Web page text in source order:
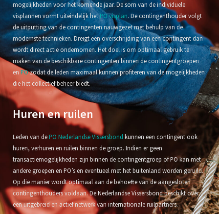
mogelijkheden voor het komende jaar. De som van de individuele
visplannen vormt uiteindelijk hetPO visplan. De contingenthouder volgt
de uitputting van de contingenten nauwgezet met behulp van de
modernste technieken. Dreigt een overschrijding van een contingent dan
wordt direct actie ondernomen. Het doel is om optimaal gebruik te
maken van de beschikbare contingenten binnen de contingentgroepen
en POzodat de leden maximaal kunnen profiteren van de mogelijkheden
die het collectief beheer biedt.
Huren en ruilen
Leden van de PO Nederlandse Vissersbond kunnen een contingent ook
huren, verhuren en ruilen binnen de groep. Indien er geen
transactiemogelijkheden zijn binnen de contingentgroep of PO kan met
andere groepen en PO’s en eventueel met het buitenland worden geruild.
Op die manier wordt optimaal aan de behoefte van de aangesloten
contingenthouders voldaan. De Nederlandse Vissersbond beschikt over
een uitgebreid en actief netwerk van internationale ruilpartners.